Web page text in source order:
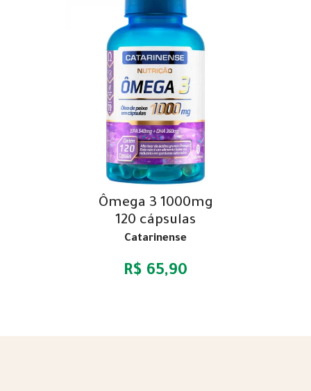
Ômega 3 1000mg
120 cápsulas
Catarinense
R$ 65,90